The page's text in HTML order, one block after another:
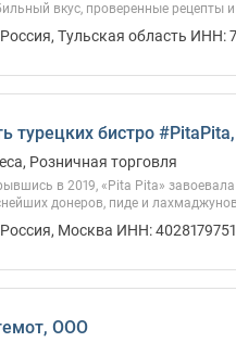
вкус, проверенные рецепты
Россия, Тульская область ИНН:
турецких бистро
Розничная торговля
в 2019, «Pita Pita»
донеров, пиде и
Россия, Москва ИНН:
ООО